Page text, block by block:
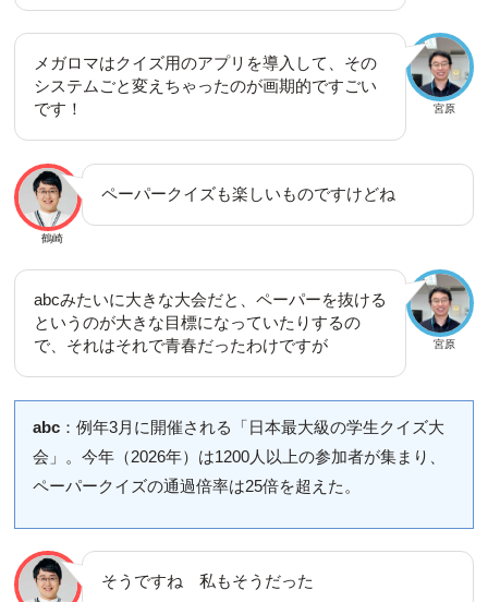
宮原
メガロマはクイズ用のアプリを導入して、その
システムごと変えちゃったのが画期的ですごい
です！
鶴崎
ペーパークイズも楽しいものですけどね
宮原
abcみたいに大きな大会だと、ペーパーを抜ける
というのが大きな目標になっていたりするの
で、それはそれで青春だったわけですが
abc：例年3月に開催される「日本最大級の学生クイズ大
会」。今年（2026年）は1200人以上の参加者が集まり、
ペーパークイズの通過倍率は25倍を超えた。
そうですね 私もそうだった